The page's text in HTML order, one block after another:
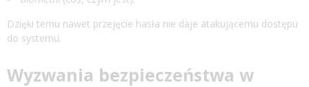
Dzięki temu nawet przejęcie hasła nie daje atakującemu dostępu
do systemu.
Wyzwania bezpieczeństwa w